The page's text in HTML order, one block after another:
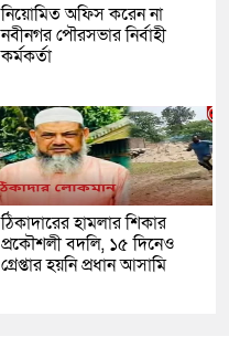
নিয়োমিত অফিস করেন না
নবীনগর পৌরসভার নির্বাহী
কর্মকর্তা
ঠিকাদারের হামলার শিকার
প্রকৌশলী বদলি, ১৫ দিনেও
গ্রেপ্তার হয়নি প্রধান আসামি